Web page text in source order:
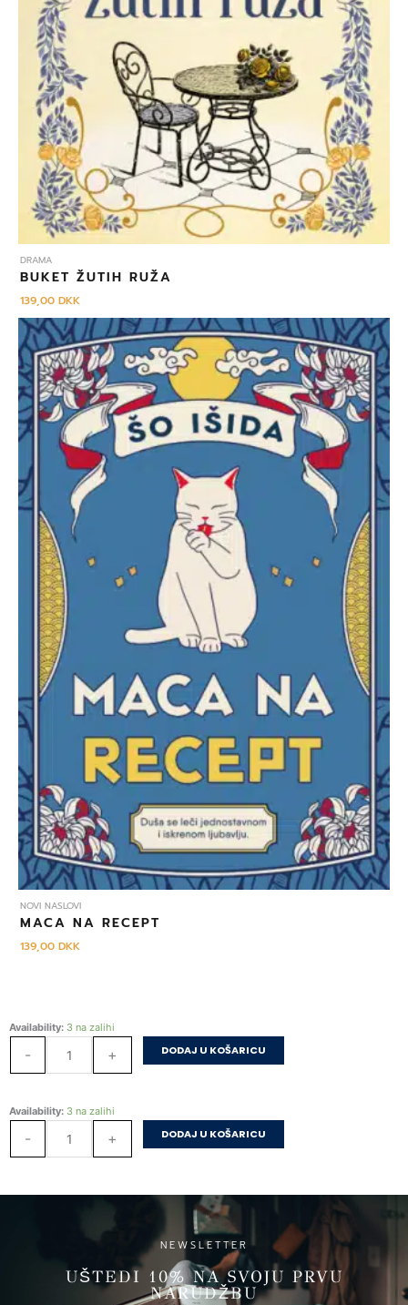
DRAMA
BUKET ŽUTIH RUŽA
139,00DKK
NOVI NASLOVI
MACA NA RECEPT
139,00DKK
Availability: 3 na zalihi
-
Stručnjak
priče
količina
+ DODAJ U KOŠARICU
Availability: 3 na zalihi
-
Stručnjak
+ DODAJ U KOŠARICU
NEWSLETTER
UŠTEDI 10% NA SVOJU PRVU
NARUDŽBU